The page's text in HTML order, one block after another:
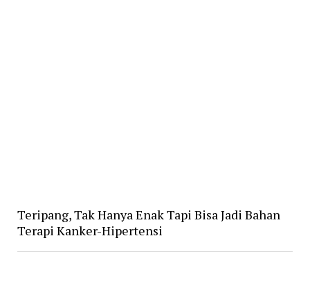
Teripang, Tak Hanya Enak Tapi Bisa Jadi Bahan
Terapi Kanker-Hipertensi